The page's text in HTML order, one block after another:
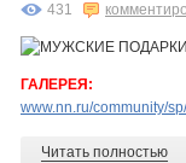
431
ГАЛЕРЕЯ:
www.nn.ru/community/
Читать полностью